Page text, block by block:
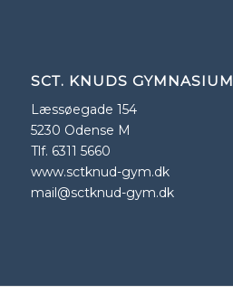
SCT. KNUDS GYMNASIUM
Læssøegade 154
5230 Odense M
Tlf. 6311 5660
www.sctknud-gym.dk
mail@sctknud-gym.dk